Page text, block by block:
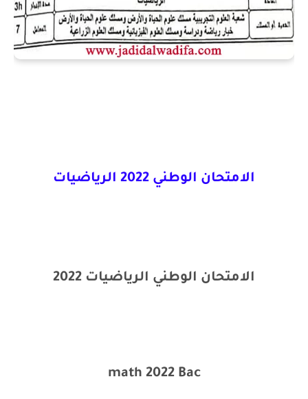
الامتحان الوطني 2022 الرياضيات
الامتحان الوطني الرياضيات 2022
math 2022 Bac